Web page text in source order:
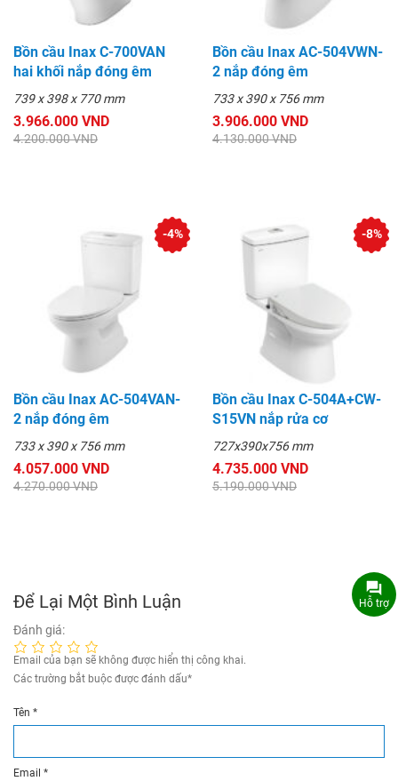
Bồn cầu Inax C-700VAN
hai khối nắp đóng êm
739 x 398 x 770 mm
3.966.000 VND
4.200.000 VND
Bồn cầu Inax AC-504VWN-
2 nắp đóng êm
733 x 390 x 756 mm
3.906.000 VND
4.130.000 VND
Bồn cầu Inax AC-504VAN-
2 nắp đóng êm
733 x 390 x 756 mm
4.057.000 VND
4.270.000 VND
-4%
Bồn cầu Inax C-504A+CW-
S15VN nắp rửa cơ
727x390x756 mm
4.735.000 VND
5.190.000 VND
-8%
Để Lại Một Bình Luận
Đánh giá:
Email của bạn sẽ không được hiển thị công khai.
Các trường bắt buộc được đánh dấu*
Tên *
Email *
Hỗ trợ